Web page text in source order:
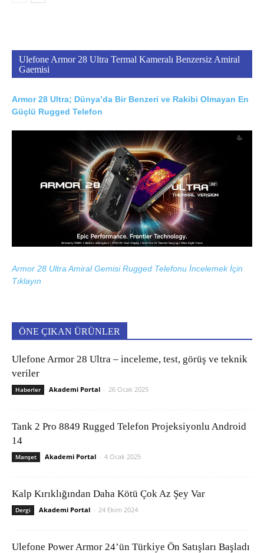
Ulefone Armor 28 Ultra Termal Kameralı Benzersiz Amiral
Gaemisi
Armor 28 Ultra; Dünya’da Bir Benzeri ve Rakibi Olmayan En
Güçlü Rugged Telefon
Armor 28 Ultra Amiral Gemisi Rugged Telefonu İncelemek İçin
Tıklayın
ÖNE ÇIKAN ÜRÜNLER
Ulefone Armor 28 Ultra – inceleme, test, görüş ve teknik
veriler
Haberler Akademi Portal - 26 Ocak 2025
Tank 2 Pro 8849 Rugged Telefon Projeksiyonlu Android
14
Manşet Akademi Portal - 4 Ocak 2025
Kalp Kırıklığından Daha Kötü Çok Az Şey Var
Dergi Akademi Portal - 24 Ekim 2024
Ulefone Power Armor 24’ün Türkiye Ön Satışları Başladı